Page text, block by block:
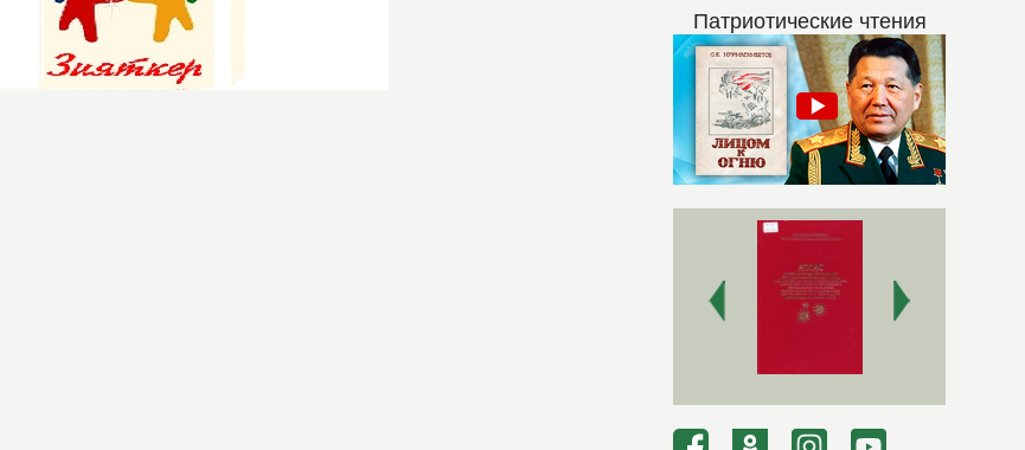
Патриотические чтения